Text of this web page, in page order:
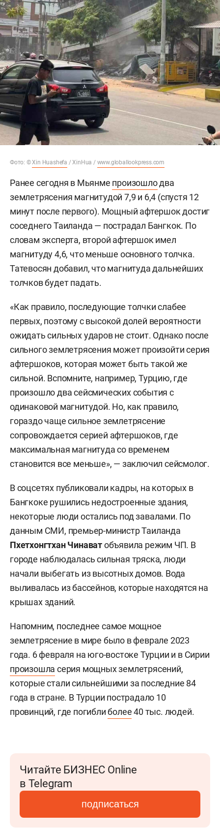
Фото: ©Xin Huashefa / XinHua / www.globallookpress.com
Ранее сегодня в Мьянме произошлодва
землетрясения магнитудой 7,9 и 6,4 (спустя 12
минут после первого). Мощный афтершок достиг
соседнего Таиланда — пострадал Бангкок. По
словам эксперта, второй афтершок имел
магнитуду 4,6, что меньше основного толчка.
Татевосян добавил, что магнитуда дальнейших
толчков будет падать.
«Как правило, последующие толчки слабее
первых, поэтому с высокой долей вероятности
ожидать сильных ударов не стоит. Однако после
сильного землетрясения может произойти серия
афтершоков, которая может быть такой же
сильной. Вспомните, например, Турцию, где
произошло два сейсмических события с
одинаковой магнитудой. Но, как правило,
гораздо чаще сильное землетрясение
сопровождается серией афтершоков, где
максимальная магнитуда со временем
становится все меньше», — заключил сейсмолог.
В соцсетях публиковали кадры, на которых в
Бангкоке рушились недостроенные здания,
некоторые люди остались под завалами. По
данным СМИ, премьер-министр Таиланда
Пхетхонгтхан Чинаватобъявила режим ЧП. В
городе наблюдалась сильная тряска, люди
начали выбегать из высотных домов. Вода
выливалась из бассейнов, которые находятся на
крышах зданий.
Напомним, последнее самое мощное
землетрясение в мире было в феврале 2023
года. 6 февраля на юго-востоке Турции и в Сирии
произошла серия мощных землетрясений,
которые стали сильнейшими за последние 84
года в стране. В Турции пострадало 10
провинций, где погиблиболее40 тыс. людей.
Читайте БИЗНЕС Online
в Telegram
подписаться